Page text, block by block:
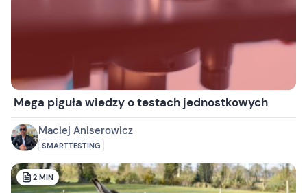
Mega piguła wiedzy o testach jednostkowych
Maciej Aniserowicz
SMARTTESTING
2 MIN